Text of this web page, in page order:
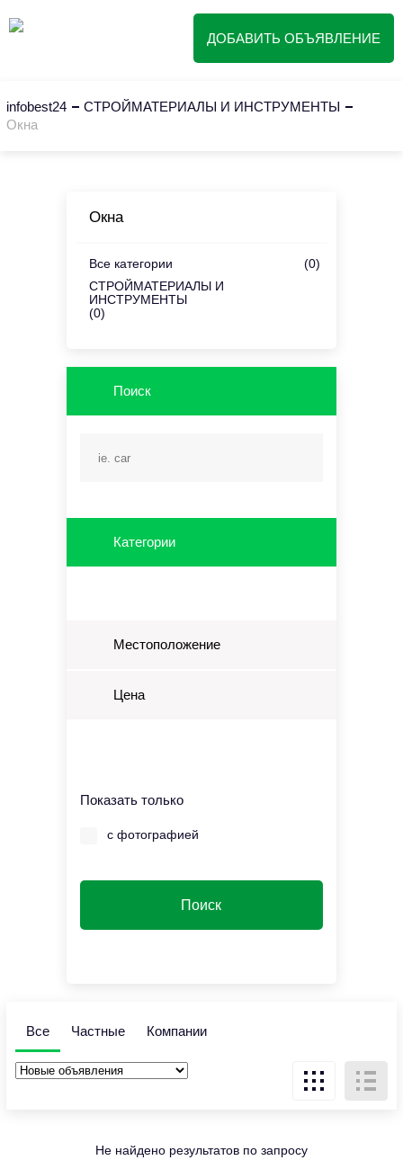
ДОБАВИТЬ ОБЪЯВЛЕНИЕ
infobest24
СТРОЙМАТЕРИАЛЫ И ИНСТРУМЕНТЫ
Окна
Окна
Все категории
(0)
СТРОЙМАТЕРИАЛЫ И
ИНСТРУМЕНТЫ
(0)
Поиск
Категории
Местоположение
Цена
Показать только
с фотографией
Все Частные Компании
Не найдено результатов по запросу